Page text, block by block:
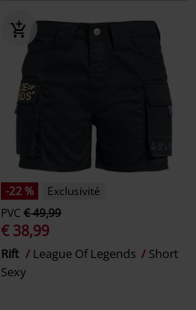
-22 %
Exclusivité
PVC € 49,99
€ 38,99
Rift League Of Legends
Short
Sexy